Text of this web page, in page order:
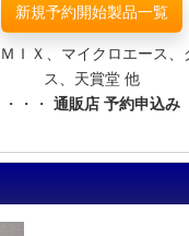
新規予約開始製品一覧
ＩＸ、マイクロエース、
ス、天賞堂 他
・・・ 通販店 予約申込み